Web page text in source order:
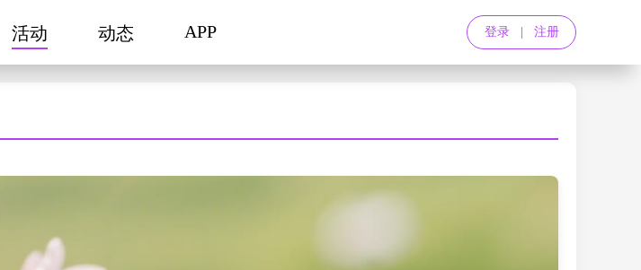
活动 动态 APP 登录 注册